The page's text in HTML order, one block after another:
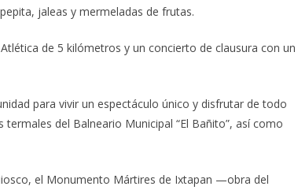
jaleas y mermeladas de frutas.
de 5 kilómetros y un concierto de clausura con un
para vivir un espectáculo único y disfrutar de todo
del Balneario Municipal “El Bañito”, así como
el Monumento Mártires de Ixtapan —obra del